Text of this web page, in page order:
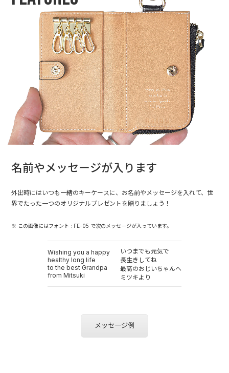
名前やメッセージが入ります
外出時にはいつも一緒のキーケースに、お名前やメッセージを入れて、世
界でたった一つのオリジナルプレゼントを贈りましょう！
※ この画像にはフォント : FE-05 で次のメッセージが入っています。
Wishing you a happy
healthy long life
to the best Grandpa
from Mitsuki
いつまでも元気で
長生きしてね
最高のおじいちゃんへ
ミツキより
メッセージ例